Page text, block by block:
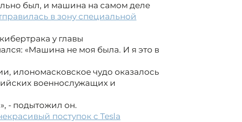
был, и машина на самом деле
в зону специальной
у главы
«Машина не моя была. И я это в
илономасковское чудо оказалось
военнослужащих и
- подытожил он.
поступок с Tesla